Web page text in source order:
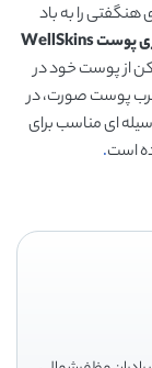
هنگفتی را به باد
پوستWellSkins
از پوست خود در
پوست صورت، در
ای مناسب برای
است.